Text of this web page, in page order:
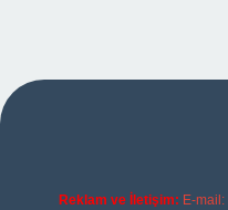
Reklam ve İletişim: E-mail: